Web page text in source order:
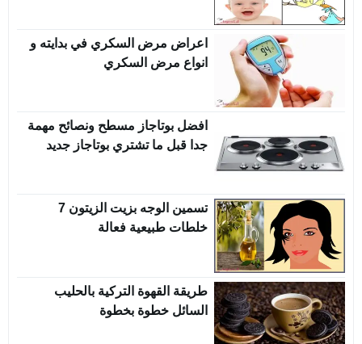
اعراض مرض السكري في بدايته و
انواع مرض السكري
افضل بوتاجاز مسطح ونصائح مهمة
جدا قبل ما تشتري بوتاجاز جديد
تسمين الوجه بزيت الزيتون 7
خلطات طبيعية فعالة
طريقة القهوة التركية بالحليب
السائل خطوة بخطوة